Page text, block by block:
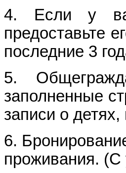
4. Если у
предоставьте
последние 3
5.
заполненные
записи о
6.
проживания.